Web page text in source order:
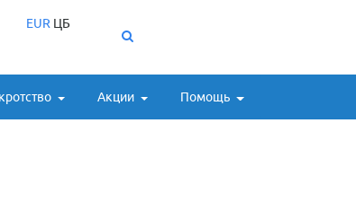
EUR ЦБ
Акции Помощь